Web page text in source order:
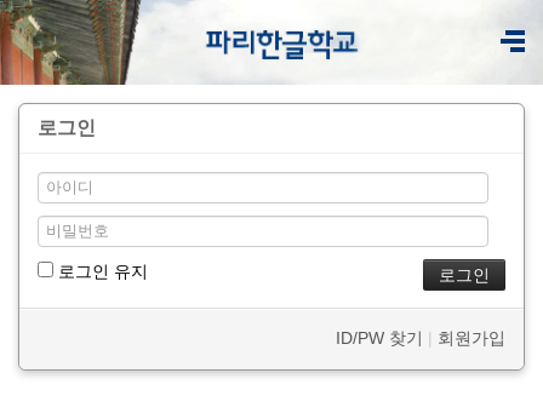
로그인
로그인 유지
ID/PW 찾기 | 회원가입